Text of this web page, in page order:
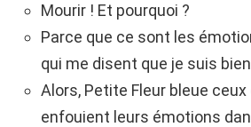
Mourir ! Et pourquoi ?
Parce que ce sont les
qui me disent que je suis
Alors, Petite Fleur bleue
enfouient leurs émotions